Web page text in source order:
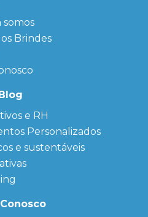
Brindes
Agendas
Brindes
Térmicos
Especiais
Ecobag
Kits
Blog
e RH
Personalizados
e sustentáveis